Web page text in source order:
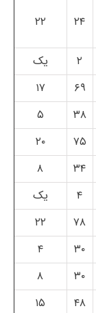
۲۴ ۲۲
۲
یک
۶۹
۱۷
۳۸
۵
۷۵
۲۰
۳۴
۸
۴
یک
۷۸
۲۲
۳۰
۴
۳۰
۸
۴۸
۱۵